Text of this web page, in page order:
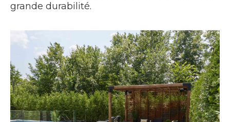
grande durabilité.